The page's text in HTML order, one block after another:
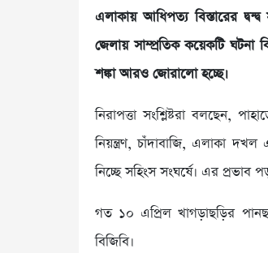
এলাকায় আধিপত্য বিস্তারের
জেলায় সাম্প্রতিক কয়েকটি ঘটনা
শঙ্কা আরও জোরালো হচ্ছে।
নিরাপত্তা সংশ্লিষ্টরা বলছেন,
নিয়ন্ত্রণ, চাঁদাবাজি, এলাকা
নিচ্ছে সহিংস সংঘর্ষে। এর প্রভাব
গত ১০ এপ্রিল খাগড়াছড়ির
বিজিবি।